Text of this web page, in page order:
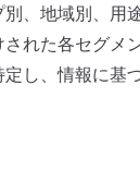
、地域別、用
れた各セグメ
し、情報に基